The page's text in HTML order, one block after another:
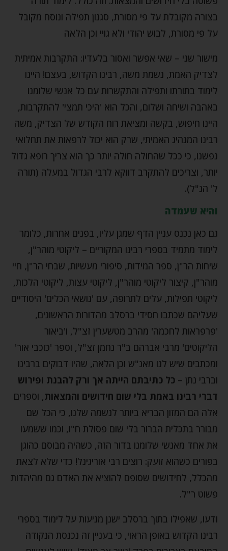
בצורה מקובלת על פי מסורת, סגנון תפילה ונוסח מקובל
על פי מסורת, לבוש יהודי ולא גויי וכן הלאה
מישור שני – שאי אפשר ואסור בלעדיו: התקרבות אמיתית
לצדיק האמת, נשמת משה, רבינו הקדוש, בעצם! היינו
לימוד בתורתו ותפילה והתקשרות עם כל אנשי שלומנו
באהבה ושיחה ושלום, והכל הוא 'היכי תמצי' להתקרבות,
היינו חיפוש, בקשה ומציאת רוח הקודש של הצדיק, משה
רבינו המנהיג האמיתי, שרק הוא יכול לרפאות את תחלואי
נפשנו, כי ככל שהחולה חולה יותר כך הוא צריך רופא גדול
יותר, וצריכים להתקרב דווקא לרבי הגדול במעלה (תורה
ל' הנ"ל).
והיא שעמדה
גם כאן נכנס עניין הדף שמגן עליו, בפנים אחרות, כלומר
לימוד מתמיד בספרי רבינו המקוריים – ליקוטי מוהר"ן,
שיחות הר"ן, ספר המידות, סיפורי מעשיות, שבחי הר"ן, חיי
מוהר"ן, קיצור ליקוטי מוהר"ן, ליקוטי עצות, ליקוטי הלכות,
ליקוטי תפילות, עלים לתרופה, עם 'נושאי הכלים' היסודיים
שעליהם שכתבו חסידי ברסלב מהדורות הראשונים,
'פרפראות לחכמה' מהרב מטשערין זצ"ל, ו'ביאור
הליקוטים' מרבי אברהם ב"ר נחמן זצ"ל, וספר 'כוכבי אור'
ומכתבים שיש לנו מאנ"ש וכן הלאה, שהיו דבוקים ברבינו
וברבי נתן – כל כתיבתם הייתה אך ורק להבנת ופירוש
דברי רבינו באמת בלי שום חידושים והמצאות, וספרים
אלה הם המזון הבריא ביותר לנשמה שלנו, כי הכל שם
מבורר בתכלית הברור בלי שום פסולת ח"ו, וכמו ששמעו
את אחד מאנשי שלומנו בדור הזה, כשהיה מבוסם כהוגן
בפורים כשהוא זועק: רוצים רבי אוריגינל! כדי שלא לצאת
מהכלל, לחידושים שסופם להוציא את האדם גם מהיהדות
פשוט ר"ל.
ודעו, שאפילו בתוך ברסלב ישנן מניעות על לימוד בספרי
רבינו הקדוש באופן הראוי, כי בעניין זה נכנסת הנקודה